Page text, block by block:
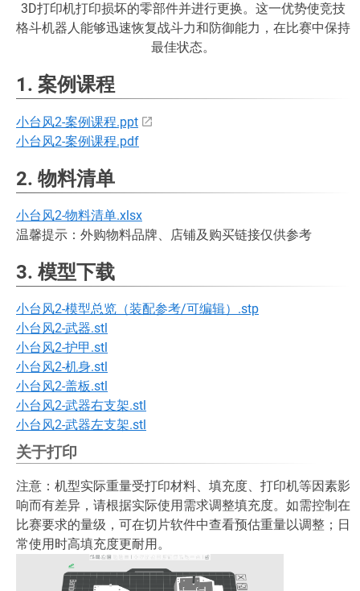
3D打印机打印损坏的零部件并进行更换。这一优势使竞技
格斗机器人能够迅速恢复战斗力和防御能力，在比赛中保持
最佳状态。
1. 案例课程
小台风2-案例课程.ppt
小台风2-案例课程.pdf
2. 物料清单
小台风2-物料清单.xlsx
温馨提示：外购物料品牌、店铺及购买链接仅供参考
3. 模型下载
小台风2-模型总览（装配参考/可编辑）.stp
小台风2-武器.stl
小台风2-护甲.stl
小台风2-机身.stl
小台风2-盖板.stl
小台风2-武器右支架.stl
小台风2-武器左支架.stl
关于打印
注意：机型实际重量受打印材料、填充度、打印机等因素影
响而有差异，请根据实际使用需求调整填充度。如需控制在
比赛要求的量级，可在切片软件中查看预估重量以调整；日
常使用时高填充度更耐用。